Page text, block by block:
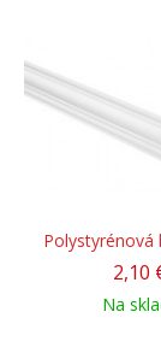
Polystyrénová
2,10
Na